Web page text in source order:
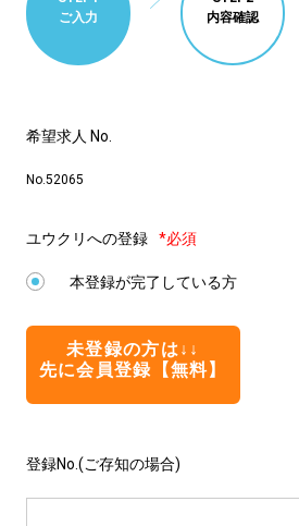
ご入力
内容確認
希望求人 No.
No.52065
ユウクリへの登録 *必須
本登録が完了している方
未登録の方は↓↓
先に会員登録【無料】
登録No.(ご存知の場合)